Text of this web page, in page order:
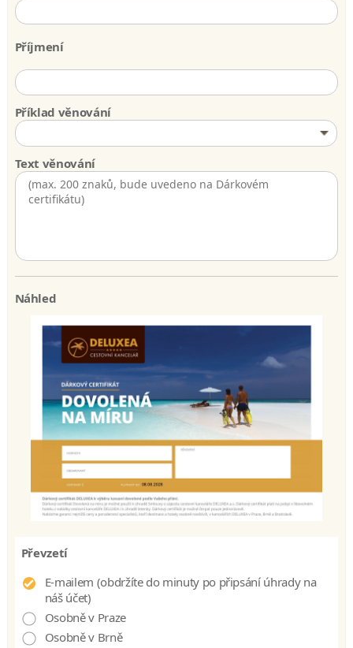
Příjmení
Příklad věnování
Text věnování
Náhled
Převzetí
E-mailem (obdržíte do minuty po připsání úhrady na
náš účet)
Osobně v Praze
Osobně v Brně